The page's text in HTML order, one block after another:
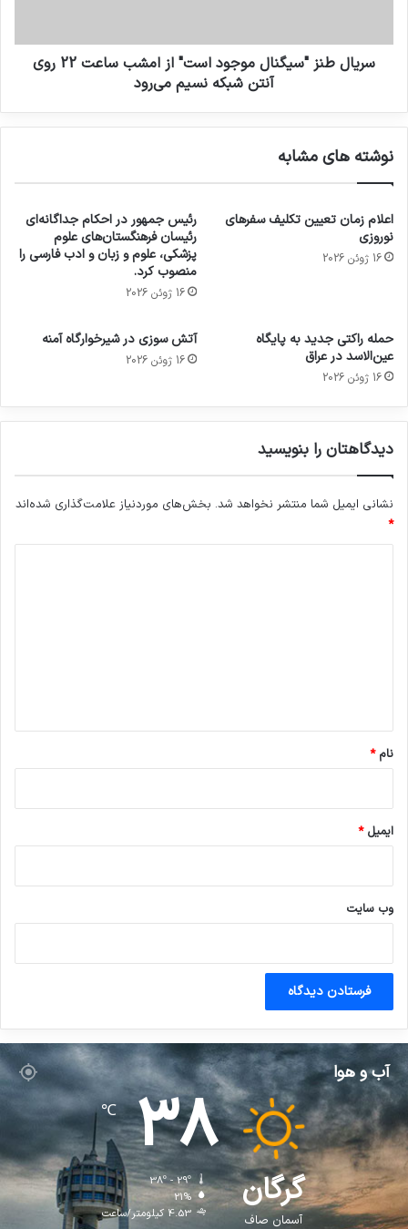
سریال طنز "سیگنال موجود است" از امشب ساعت 22 روی
آنتن شبکه نسیم می‌رود
نوشته های مشابه
اعلام زمان تعیین تکلیف سفرهای
نوروزی
16 ژوئن 2026
رئیس جمهور در احکام جداگانه‌ای
رئیسان فرهنگستان‌های علوم
پزشکی، علوم و زبان و ادب فارسی را
منصوب کرد.
16 ژوئن 2026
حمله راکتی جدید به پایگاه
عین‌الاسد در عراق
16 ژوئن 2026
آتش سوزی در شیرخوارگاه آمنه
16 ژوئن 2026
دیدگاهتان را بنویسید
نشانی ایمیل شما منتشر نخواهد شد. بخش‌های موردنیاز علامت‌گذاری شده‌اند
*
نام*
ایمیل*
وب‌ سایت
آب و هوا
گرگان
آسمان صاف
38
℃
38º - 29º
21%
4.53 کیلومتر/ساعت